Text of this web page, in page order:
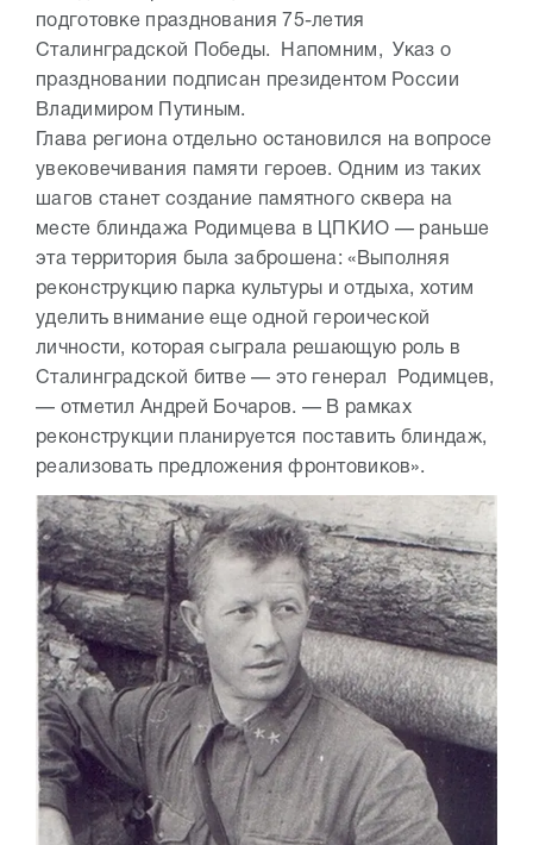
подготовке празднования 75-летия
Сталинградской Победы. Напомним, Указ о
праздновании подписан президентом России
Владимиром Путиным.
Глава региона отдельно остановился на вопросе
увековечивания памяти героев. Одним из таких
шагов станет создание памятного сквера на
месте блиндажа Родимцева в ЦПКИО — раньше
эта территория была заброшена: «Выполняя
реконструкцию парка культуры и отдыха, хотим
уделить внимание еще одной героической
личности, которая сыграла решающую роль в
Сталинградской битве — это генерал Родимцев,
— отметил Андрей Бочаров. — В рамках
реконструкции планируется поставить блиндаж,
реализовать предложения фронтовиков».